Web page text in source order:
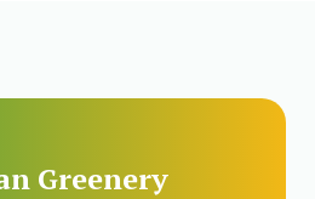
Greenery